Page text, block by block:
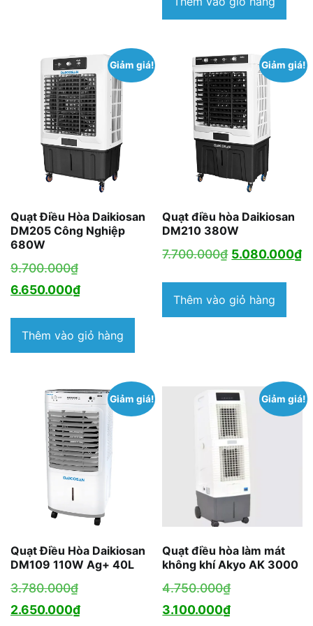
là:
Giảm giá!
Quạt Điều Hòa Daikiosan
DM205 Công Nghiệp
680W
9.700.000₫Giá
gốc
9.700.000₫.
6.650.000₫Giá
tại
là:
Thêm vào giỏ hàng
Giảm giá!
Quạt điều hòa Daikiosan
DM210 380W
7.700.000₫ Giá
là:
7.700.000₫.
5.080.000₫
Thêm vào giỏ hàng
Giảm giá!
Quạt Điều Hòa Daikiosan
DM109 110W Ag+ 40L
3.780.000₫Giá
gốc
2.650.000₫Giá
Giảm giá!
Quạt điều hòa làm mát
không khí Akyo AK 3000
4.750.000₫Giá
gốc
3.100.000₫Giá